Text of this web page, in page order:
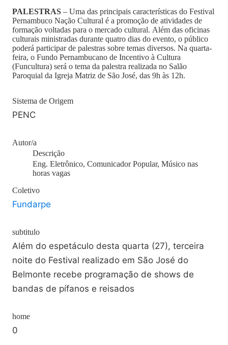
PALESTRAS – Uma das principais características do Festival
Pernambuco Nação Cultural é a promoção de atividades de
formação voltadas para o mercado cultural. Além das oficinas
culturais ministradas durante quatro dias do evento, o público
poderá participar de palestras sobre temas diversos. Na quarta-
feira, o Fundo Pernambucano de Incentivo à Cultura
(Funcultura) será o tema da palestra realizada no Salão
Paroquial da Igreja Matriz de São José, das 9h às 12h.
Sistema de Origem
PENC
Autor/a
Descrição
Eng. Eletrônico, Comunicador Popular, Músico nas
horas vagas
Coletivo
Fundarpe
subtitulo
Além do espetáculo desta quarta (27), terceira
noite do Festival realizado em São José do
Belmonte recebe programação de shows de
bandas de pífanos e reisados
home
0